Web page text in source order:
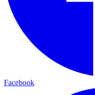
Facebook